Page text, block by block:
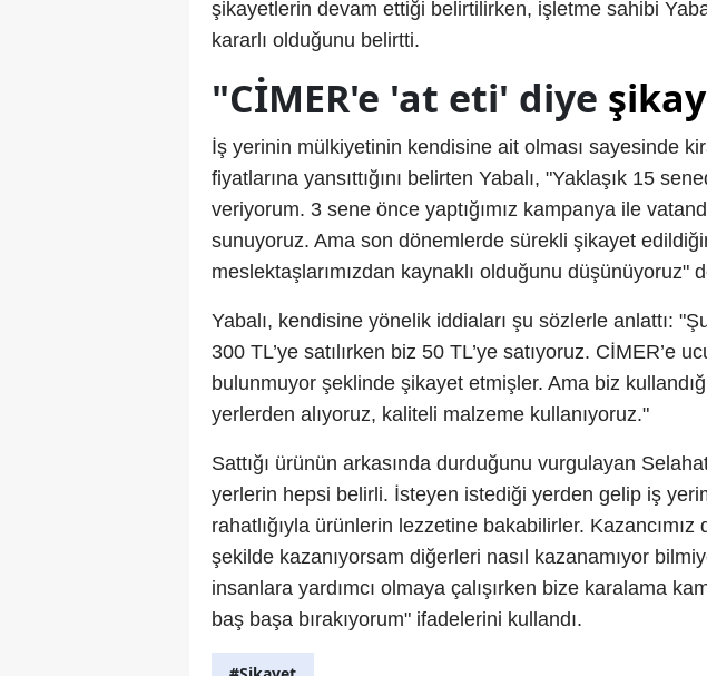
şikayetlerin devam ettiği belirtilirken, işletme sahibi
kararlı olduğunu belirtti.
"CİMER'e 'at eti' diye
İş yerinin mülkiyetinin kendisine ait olması sayesinde
fiyatlarına yansıttığını belirten Yabalı, "Yaklaşık 15
veriyorum. 3 sene önce yaptığımız kampanya ile
sunuyoruz. Ama son dönemlerde sürekli şikayet
meslektaşlarımızdan kaynaklı olduğunu düşünüyoruz"
Yabalı, kendisine yönelik iddiaları şu sözlerle anlattı:
300 TL’ye satılırken biz 50 TL’ye satıyoruz. CİMER’e
bulunmuyor şeklinde şikayet etmişler. Ama biz
yerlerden alıyoruz, kaliteli malzeme kullanıyoruz."
Sattığı ürünün arkasında durduğunu vurgulayan
yerlerin hepsi belirli. İsteyen istediği yerden gelip iş
rahatlığıyla ürünlerin lezzetine bakabilirler. Kazancımız
şekilde kazanıyorsam diğerleri nasıl kazanamıyor
insanlara yardımcı olmaya çalışırken bize karalama
baş başa bırakıyorum" ifadelerini kullandı.